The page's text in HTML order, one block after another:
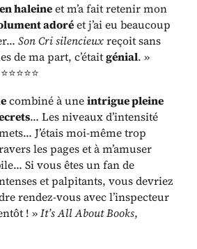
haleineet m’a fait retenir mon
adoréet j’ai eu beaucoup
Son Cri silencieuxreçoit sans
de ma part, c’étaitgénial. »
combiné à uneintrigue pleine
… Les niveaux d’intensité
J’étais moi-même trop
les pages et à m’amuser
Si vous êtes un fan de
et palpitants, vous devriez
rendez-vous avec l’inspecteur
! »It’s All About Books,